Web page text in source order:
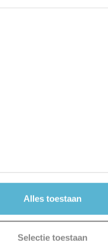
Alles toestaan
Selectie toestaan
on 0 reviews